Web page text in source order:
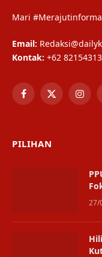
Mari
Email:
Kontak: +62
Facebook
X
PILIHAN
27/